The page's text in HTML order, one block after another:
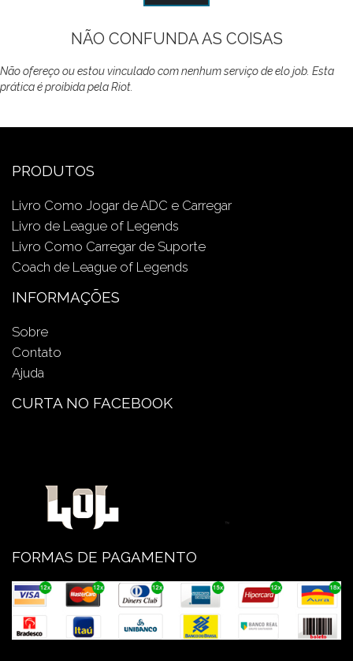
NÃO CONFUNDA AS COISAS
Não ofereço ou estou vinculado com nenhum serviço de elo job. Esta
prática é proibida pela Riot.
PRODUTOS
Livro Como Jogar de ADC e Carregar
Livro de League of Legends
Livro Como Carregar de Suporte
Coach de League of Legends
INFORMAÇÕES
Sobre
Contato
Ajuda
CURTA NO FACEBOOK
FORMAS DE PAGAMENTO